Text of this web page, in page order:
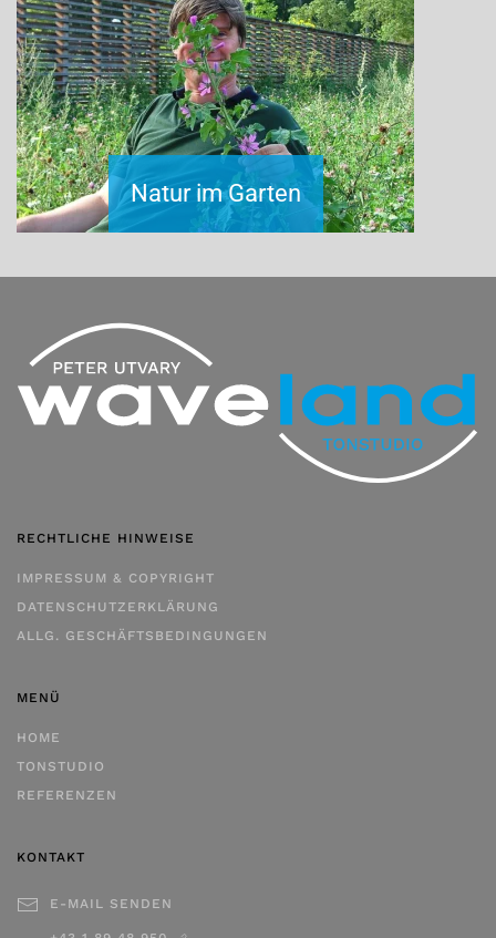
Natur im Garten
RECHTLICHE HINWEISE
IMPRESSUM & COPYRIGHT
DATENSCHUTZERKLÄRUNG
ALLG. GESCHÄFTSBEDINGUNGEN
MENÜ
HOME
TONSTUDIO
REFERENZEN
KONTAKT
E-MAIL SENDEN